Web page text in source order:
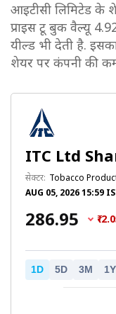
आइटीसी लिमिटेड के
प्राइस टू बुक वैल्यू
यील्ड भी देती है.
शेयर पर कंपनी की
ITC Ltd
सेक्टर: Tobacco
AUG 05, 2026 15:59
₹286.95 ₹-
1D 5D 3M 1Y